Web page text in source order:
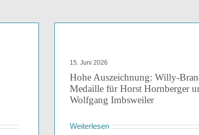
15. Juni 2026
Hohe Auszeichnung: Willy-
Medaille für Horst Hornberger
Wolfgang Imbsweiler
Weiterlesen